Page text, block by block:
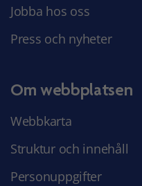
Jobba hos oss
Press och nyheter
Om webbplatsen
Webbkarta
Struktur och innehåll
Personuppgifter